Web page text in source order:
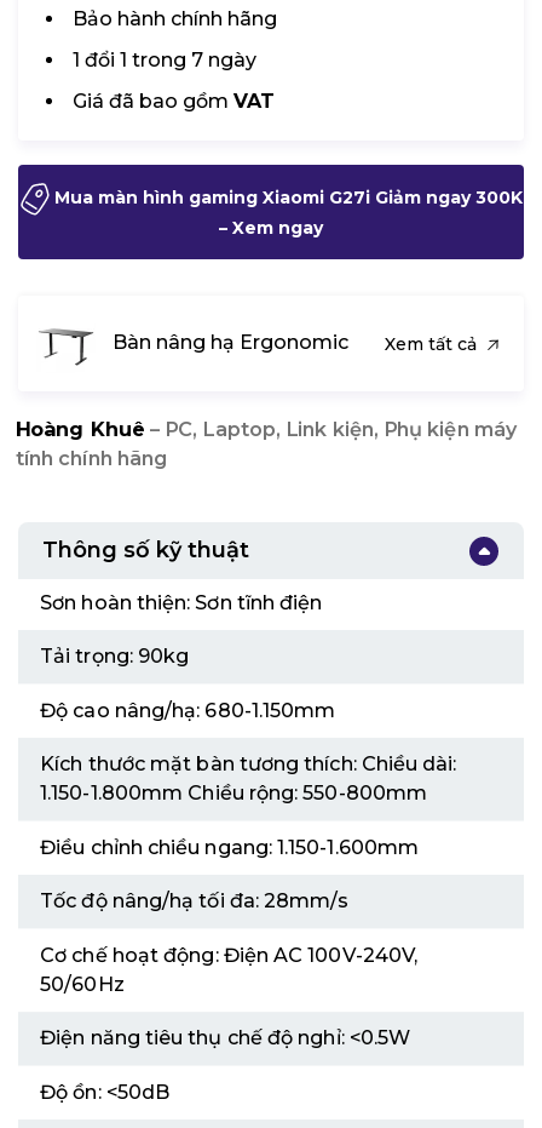
Bảo hành chính hãng
1 đổi 1 trong 7 ngày
Giá đã bao gồm VAT
Mua màn hình gaming Xiaomi G27i Giảm ngay 300K
– Xem ngay
Bàn nâng hạ Ergonomic Xem tất cả
Hoàng Khuê – PC, Laptop, Link kiện, Phụ kiện máy
tính chính hãng
Thông số kỹ thuật
Sơn hoàn thiện:Sơn tĩnh điện
Tải trọng: 90kg
Độ cao nâng/hạ: 680-1.150mm
Kích thước mặt bàn tương thích: Chiều dài:
1.150-1.800mm Chiều rộng: 550-800mm
Điều chỉnh chiều ngang:1.150-1.600mm
Tốc độ nâng/hạ tối đa: 28mm/s
Cơ chế hoạt động: Điện AC 100V-240V,
50/60Hz
Điện năng tiêu thụ chế độ nghỉ: <0.5W
Độ ồn: <50dB